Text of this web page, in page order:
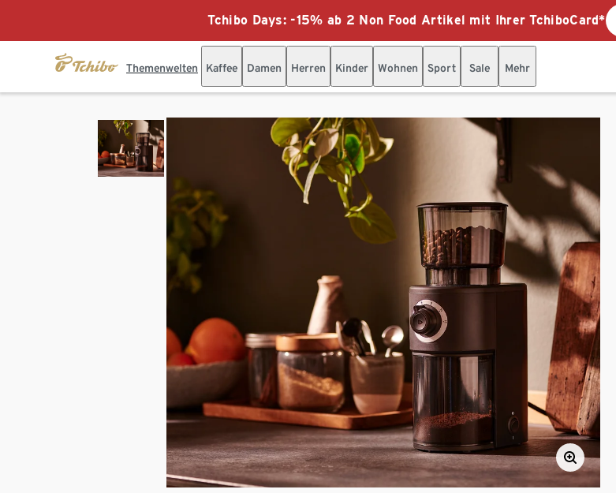
Tchibo Days: -15% ab 2 Non Food Artikel mit Ihrer TchiboCard*
Themenwelten Kaffee Damen Herren Kinder Wohnen Sport Sale Mehr